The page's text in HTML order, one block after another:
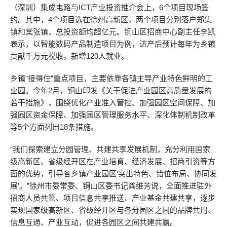
（深圳）集成电路与ICT产业投资推介会上，6个项目现场签
约。其中，4个项目选在徐州高新区，两个项目分别落户郑集
镇和棠张镇，总投资额均超亿元。铜山区招商中心副主任李凯
表示，以智能数码产品制造项目为例，达产后预计每年为乡镇
贡献千万元税收，新增120人就业。
乡镇“接得住”重点项目，主要依靠各镇主导产业特色鲜明的工
业园。今年2月，铜山印发《关于促进产业园区高质量发展的
若干措施》，围绕优化产业准入管控、加强园区空间保障、加
强园区资金保障、加强园区管理服务水平、深化体制机制改革
等5个方面列出18条措施。
“我们探索建立分园管理、共建共享发展机制，充分利用国家
级高新区、省级经开区在产业培育、经济发展、招商引资等方
面的优势，引导各乡镇产业园区‘突出特色、错位布局、协同发
展’。”徐州市委常委、铜山区委书记龚维芳说，全面推进驻外
招商人员共管、项目信息共享推送、产业基金共建共享，逐步
实现国家级高新区、省级经开区与各分园区之间的品牌共用、
信息互通、产业互动，促进各园区之间共建共赢。